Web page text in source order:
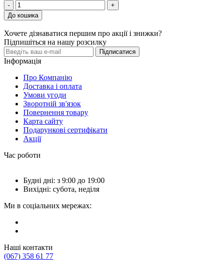
-
+
До кошика
Хочете дізнаватися першим про акції і знижки?
Підпишіться на нашу розсилку
Підписатися
Інформація
Про Компанію
Доставка і оплата
Умови угоди
Зворотній зв'язок
Повернення товару
Карта сайту
Подарункові сертифікати
Акції
Час роботи
Будні дні: з 9:00 до 19:00
Вихідні: субота, неділя
Ми в соціальних мережах:
Наші контакти
(067) 358 61 77